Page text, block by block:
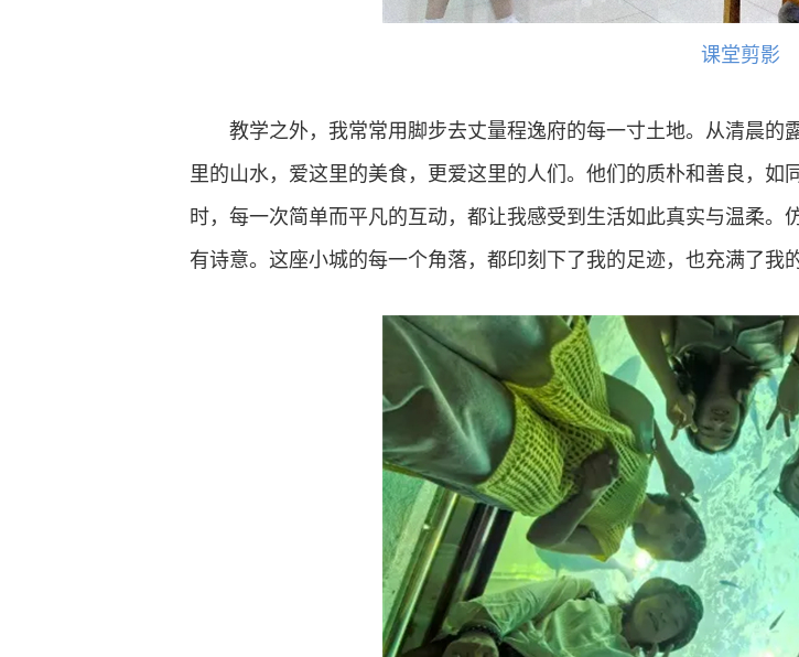
课堂剪影
教学之外，我常常用脚步去丈量程逸府的每一寸土地。从清晨
里的山水，爱这里的美食，更爱这里的人们。他们的质朴和善良，
时，每一次简单而平凡的互动，都让我感受到生活如此真实与温柔
有诗意。这座小城的每一个角落，都印刻下了我的足迹，也充满了我